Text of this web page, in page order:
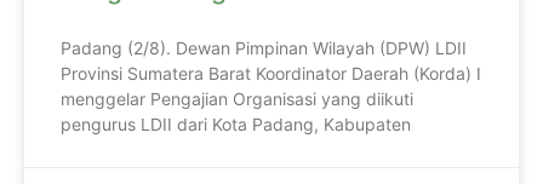
Padang (2/8). Dewan Pimpinan Wilayah (DPW) LDII
Provinsi Sumatera Barat Koordinator Daerah (Korda) I
menggelar Pengajian Organisasi yang diikuti
pengurus LDII dari Kota Padang, Kabupaten